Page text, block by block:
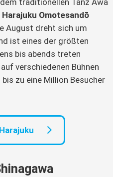
traditionellen Tanz Awa
Harajuku Omotesandō
August dreht sich um
ist eines der größten
bis abends treten
verschiedenen Bühnen
zu eine Million Besucher